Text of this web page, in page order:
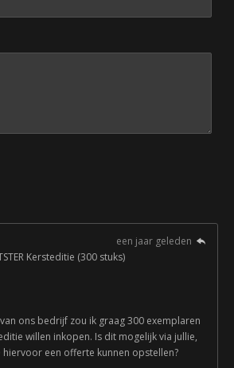
een jaar geleden
Kersteditie (300 stuks)
ons bedrijf zou ik graag 300 exemplaren
willen inkopen. Is dit mogelijk via jullie,
hiervoor een offerte kunnen opstellen?